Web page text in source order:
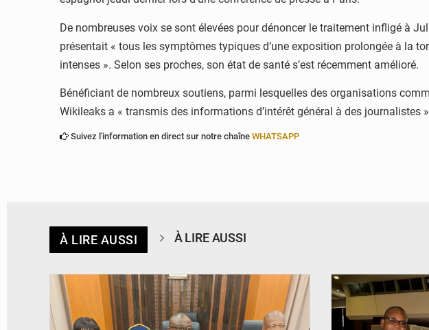
De nombreuses voix se sont élevées pour dénoncer le traitement infligé à
présentait « tous les symptômes typiques d’une exposition prolongée à la
intenses ». Selon ses proches, son état de santé s’est récemment amélioré.
Bénéficiant de nombreux soutiens, parmi lesquelles des organisations
Wikileaks a « transmis des informations d’intérêt général à des journalistes
Suivez l'information en direct sur notre chaîne WHATSAPP
À LIRE AUSSI À LIRE AUSSI